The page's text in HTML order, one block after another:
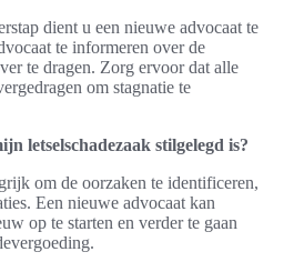
dient u een nieuwe advocaat te
te informeren over de
te dragen. Zorg ervoor dat alle
om stagnatie te
letselschadezaak stilgelegd is?
om de oorzaken te identificeren,
Een nieuwe advocaat kan
op te starten en verder te gaan